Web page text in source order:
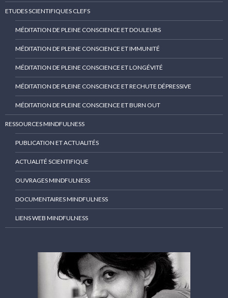
ETUDES SCIENTIFIQUES CLEFS
MÉDITATION DE PLEINE CONSCIENCE ET DOULEURS
MÉDITATION DE PLEINE CONSCIENCE ET IMMUNITÉ
MÉDITATION DE PLEINE CONSCIENCE ET LONGÉVITÉ
MÉDITATION DE PLEINE CONSCIENCE ET RECHUTE DÉPRESSIVE
MÉDITATION DE PLEINE CONSCIENCE ET BURN OUT
RESSOURCES MINDFULNESS
PUBLICATION ET ACTUALITÉS
ACTUALITÉ SCIENTIFIQUE
OUVRAGES MINDFULNESS
DOCUMENTAIRES MINDFULNESS
LIENS WEB MINDFULNESS